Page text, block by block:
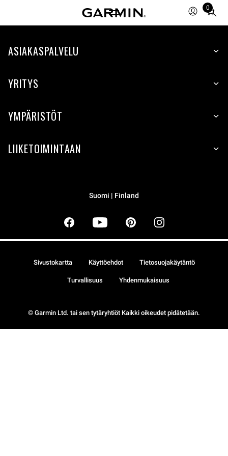
0
Total
items
cart:
ASIAKASPALVELU
YRITYS
YMPÄRISTÖT
LIIKETOIMINTAAN
Suomi | Finland
© Garmin Ltd. tai sen tytäryhtiöt Kaikki oikeudet pidätetään.
Sivustokartta Käyttöehdot Tietosuojakäytäntö
Turvallisuus Yhdenmukaisuus